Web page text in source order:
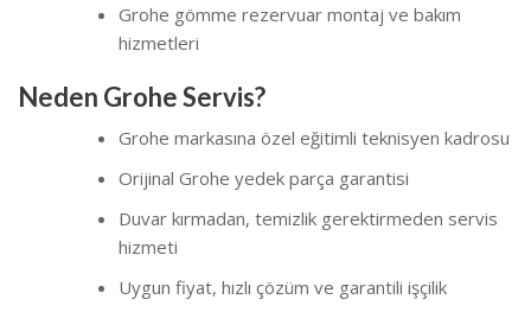
Grohe gömme rezervuar montaj ve bakım
hizmetleri
Neden Grohe Servis?
Grohe markasına özel eğitimli teknisyen kadrosu
Orijinal Grohe yedek parça garantisi
Duvar kırmadan, temizlik gerektirmeden servis
hizmeti
Uygun fiyat, hızlı çözüm ve garantili işçilik